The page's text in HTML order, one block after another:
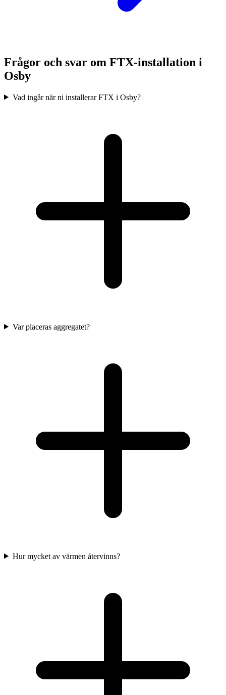
Frågor och svar om FTX-installation i
Osby
Vad ingår när ni installerar FTX i Osby?
Var placeras aggregatet?
Hur mycket av värmen återvinns?